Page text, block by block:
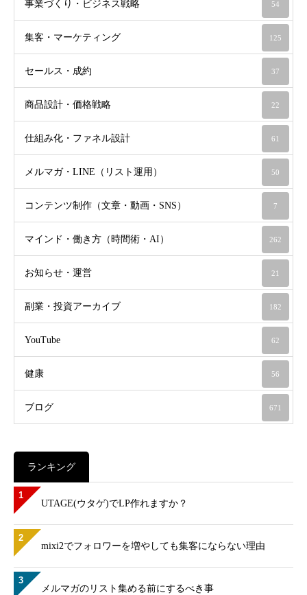
事業づくり・ビジネス戦略 54
集客・マーケティング 125
セールス・成約 37
商品設計・価格戦略 22
仕組み化・ファネル設計 61
メルマガ・LINE（リスト運用） 50
コンテンツ制作（文章・動画・SNS） 7
マインド・働き方（時間術・AI） 262
お知らせ・運営 21
副業・投資アーカイブ 182
YouTube 62
健康 56
ブログ 671
ランキング
1
UTAGE(ウタゲ)でLP作れますか？
2
mixi2でフォロワーを増やしても集客にならない理由
3
メルマガのリスト集める前にするべき事